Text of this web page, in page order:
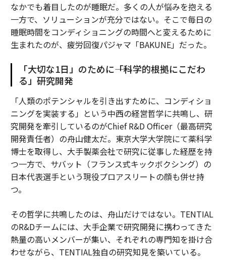
なかでも着目したのが睡眠だ。多くの人が悩みを抱える
一方で、ソリューションが充分ではない。そこで毎日の
睡眠時間をコンディショニングの時間へと変えるために
生まれたのが、疲労回復パジャマ「BAKUNE」だった。
「大切な1日」のために――「科学的根拠にこだわ
る」研究開発
「人類のポテンシャルを引き出すために、コンディショ
ニングを実装する」という中西の経営哲学に共鳴し、研
究開発を牽引しているのがChief R&D Officer（最高研究
開発責任者）の舟山健太だ。東京大学大学院にて薬科学
博士を取得し、大手製薬会社で研究に従事した経歴を持
つ一方で、サバット（フランス式キックボクシング）の
日本代表選手という現役プロアスリートの顔も併せ持
つ。
その哲学に共鳴したのは、舟山だけではない。TENTIAL
のR&Dチームには、大手企業で研究開発に携わってきた
熱量の高いメンバーが集い、それぞれの専門知を掛け合
わせながら、TENTIAL独自の研究知見を築いている。